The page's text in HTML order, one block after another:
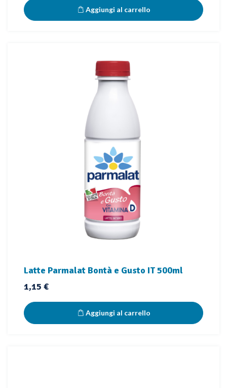
Aggiungi al carrello
Latte Parmalat Bontà e Gusto IT 500ml
Prezzo
1,15 €
Aggiungi al carrello